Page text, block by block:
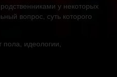
у некоторых
вопрос, суть которого
пола, идеологии,